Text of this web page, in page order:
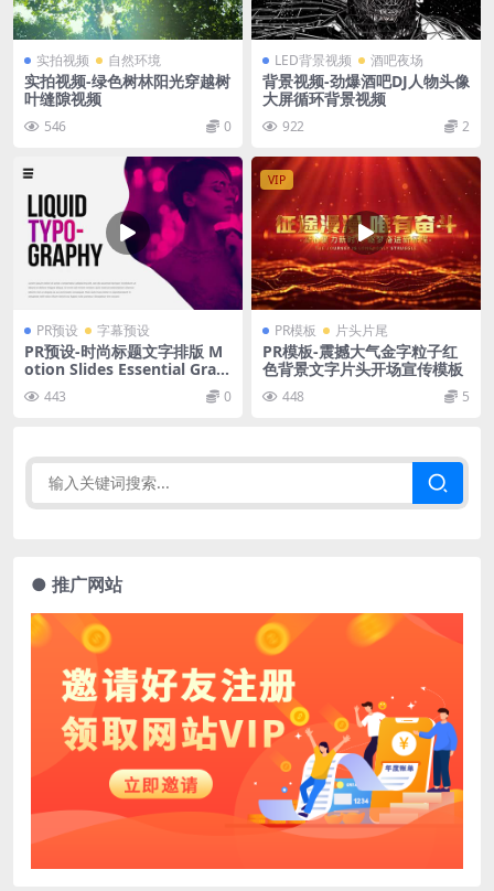
实拍视频 自然环境
实拍视频-绿色树林阳光穿越树
叶缝隙视频
546 0
LED背景视频 酒吧夜场
背景视频-劲爆酒吧DJ人物头像
大屏循环背景视频
922 2
PR预设 字幕预设
PR预设-时尚标题文字排版 M
otion Slides Essential Grap
443 0
VIP
PR模板 片头片尾
PR模板-震撼大气金字粒子红
色背景文字片头开场宣传模板
448 5
● 推广网站